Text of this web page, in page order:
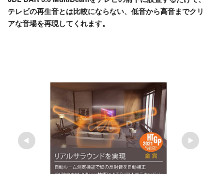
テレビの再生音とは比較にならない、低音から高音までクリ
アな音場を再現してくれます。